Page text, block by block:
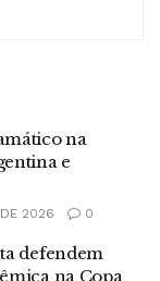
na
e
2026 0
defendem
na Copa